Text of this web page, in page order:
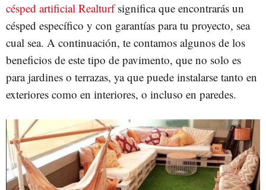
césped artificial Realturfsignifica que encontrarás un
césped específico y con garantías para tu proyecto, sea
cual sea. A continuación, te contamos algunos de los
beneficios de este tipo de pavimento, que no solo es
para jardines o terrazas, ya que puede instalarse tanto en
exteriores como en interiores, o incluso en paredes.